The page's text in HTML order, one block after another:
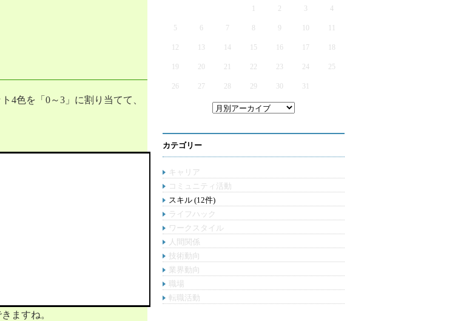
4色を「0～3」に割り当てて、
ますね。
2 3 4
5 6 7 9
12 13 14 15 16 17
19 20 21 22 23 24 25
26 27 28 29 30 31
カテゴリー
キャリア
コミュニティ活動
スキル (12件)
ライフハック
ワークスタイル
人間関係
技術動向
業界動向
職場
転職活動